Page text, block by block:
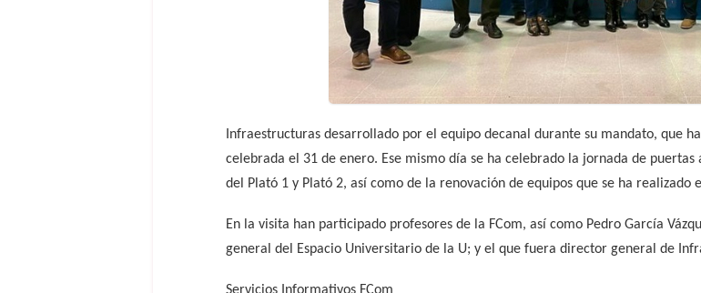
Infraestructuras desarrollado por el equipo decanal durante su mandato, que
celebrada el 31 de enero. Ese mismo día se ha celebrado la jornada de
del Plató 1 y Plató 2, así como de la renovación de equipos que se ha
En la visita han participado profesores de la FCom, así como Pedro García
general del Espacio Universitario de la U; y el que fuera director general de
Servicios Informativos FCom